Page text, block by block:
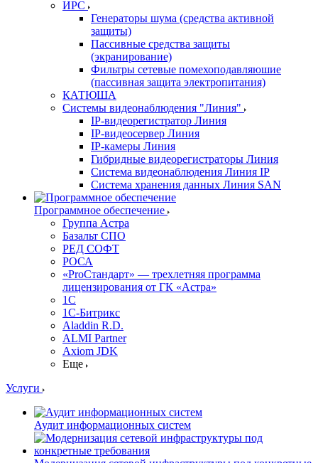
ИРС
Генераторы шума (средства активной
защиты)
Пассивные средства защиты
(экранирование)
Фильтры сетевые помехоподавляюшие
(пассивная защита электропитания)
КАТЮША
Системы видеонаблюдения "Линия"
IP-видеорегистратор Линия
IP-видеосервер Линия
IP-камеры Линия
Гибридные видеорегистраторы Линия
Система видеонаблюдения Линия IP
Система хранения данных Линия SAN
Программное обеспечение
Группа Астра
Базальт СПО
РЕД СОФТ
РОСА
«ProСтандарт» — трехлетняя программа
лицензирования от ГК «Астра»
1С
1С-Битрикc
Aladdin R.D.
ALMI Partner
Axiom JDK
Еще
Услуги
Аудит информационных систем